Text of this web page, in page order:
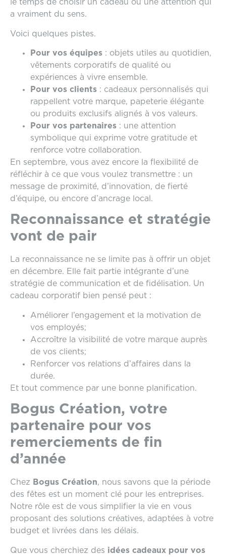
le temps de choisir un cadeau ou une attention qui
a vraiment du sens.
Voici quelques pistes.
Pour vos équipes : objets utiles au quotidien,
vêtements corporatifs de qualité ou
expériences à vivre ensemble.
Pour vos clients : cadeaux personnalisés qui
rappellent votre marque, papeterie élégante
ou produits exclusifs alignés à vos valeurs.
Pour vos partenaires : une attention
symbolique qui exprime votre gratitude et
renforce votre collaboration.
En septembre, vous avez encore la flexibilité de
réfléchir à ce que vous voulez transmettre : un
message de proximité, d’innovation, de fierté
d’équipe, ou encore d’ancrage local.
Reconnaissance et stratégie
vont de pair
La reconnaissance ne se limite pas à offrir un objet
en décembre. Elle fait partie intégrante d’une
stratégie de communication et de fidélisation. Un
cadeau corporatif bien pensé peut :
Améliorer l’engagement et la motivation de
vos employés;
Accroître la visibilité de votre marque auprès
de vos clients;
Renforcer vos relations d’affaires dans la
durée.
Et tout commence par une bonne planification.
Bogus Création, votre
partenaire pour vos
remerciements de fin
d’année
Chez Bogus Création, nous savons que la période
des fêtes est un moment clé pour les entreprises.
Notre rôle est de vous simplifier la vie en vous
proposant des solutions créatives, adaptées à votre
budget et livrées dans les délais.
Que vous cherchiez des idées cadeaux pour vos